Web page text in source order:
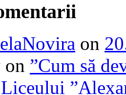
on
on ”Cum să